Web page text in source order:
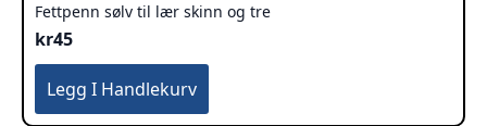
Fettpenn sølv til lær skinn og tre
kr45
Legg I Handlekurv